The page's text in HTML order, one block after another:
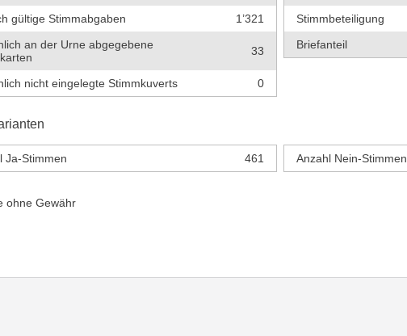
gültige Stimmabgaben
1’321
an der Urne abgegebene
33
nicht eingelegte Stimmkuverts 0
Stimmbeteiligung
Briefanteil
Ja-Stimmen 461 Anzahl Nein-Stimmen
ohne Gewähr